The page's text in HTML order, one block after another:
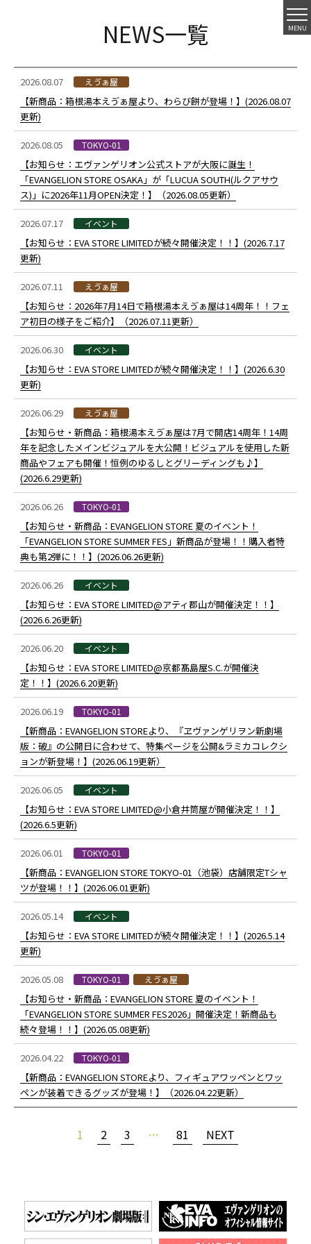
MENU
NEWS一覧
2026.08.07 えゔぁ屋
【新商品：箱根湯本えゔぁ屋より、わらび餅が登場！】(2026.08.07
更新)
2026.08.05 TOKYO-01
【お知らせ：エヴァンゲリオン公式ストアが大阪に誕生！
「EVANGELION STORE OSAKA」が「LUCUA SOUTH(ルクアサウ
ス)」に2026年11月OPEN決定！】（2026.08.05更新）
2026.07.17 イベント
【お知らせ：EVA STORE LIMITEDが続々開催決定！！】(2026.7.17
更新)
2026.07.11 えゔぁ屋
【お知らせ：2026年7月14日で箱根湯本えゔぁ屋は14周年！！フェ
ア初日の様子をご紹介】（2026.07.11更新）
2026.06.30 イベント
【お知らせ：EVA STORE LIMITEDが続々開催決定！！】(2026.6.30
更新)
2026.06.29 えゔぁ屋
【お知らせ・新商品：箱根湯本えゔぁ屋は7月で開店14周年！14周
年を記念したメインビジュアルを大公開！ビジュアルを使用した新
商品やフェアも開催！恒例のゆるしとグリーディングも♪】
(2026.6.29更新)
2026.06.26 TOKYO-01
【お知らせ・新商品：EVANGELION STORE 夏のイベント！
「EVANGELION STORE SUMMER FES」新商品が登場！！購入者特
典も第2弾に！！】(2026.06.26更新)
2026.06.26 イベント
【お知らせ：EVA STORE LIMITED@アティ郡山が開催決定！！】
(2026.6.26更新)
2026.06.20 イベント
【お知らせ：EVA STORE LIMITED@京都髙島屋S.C.が開催決
定！！】(2026.6.20更新)
2026.06.19 TOKYO-01
【新商品：EVANGELION STOREより、『ヱヴァンゲリヲン新劇場
版：破』の公開日に合わせて、特集ページを公開&ラミカコレクシ
ョンが新登場！】(2026.06.19更新）
2026.06.05 イベント
【お知らせ：EVA STORE LIMITED@小倉井筒屋が開催決定！！】
(2026.6.5更新)
2026.06.01 TOKYO-01
【新商品：EVANGELION STORE TOKYO-01（池袋）店舗限定Tシャ
ツが登場！！】(2026.06.01更新)
2026.05.14 イベント
【お知らせ：EVA STORE LIMITEDが続々開催決定！！】(2026.5.14
更新)
2026.05.08 TOKYO-01 えゔぁ屋
【お知らせ・新商品：EVANGELION STORE 夏のイベント！
「EVANGELION STORE SUMMER FES2026」開催決定！新商品も
続々登場！！】(2026.05.08更新)
2026.04.22 TOKYO-01
【新商品：EVANGELION STOREより、フィギュアワッペンとワッ
ペンが装着できるグッズが登場！】（2026.04.22更新）
1 2 3 … 81 NEXT